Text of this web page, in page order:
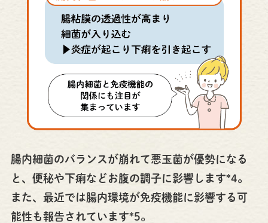
腸内細菌のバランスが崩れて悪玉菌が優勢になる
と、便秘や下痢などお腹の調子に影響します*4。
また、最近では腸内環境が免疫機能に影響する可
能性も報告されています*5。